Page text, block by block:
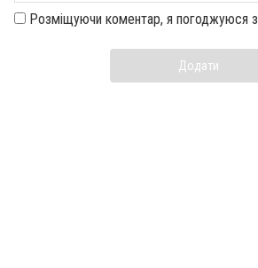
Розміщуючи коментар, я погоджуюся з
Додати